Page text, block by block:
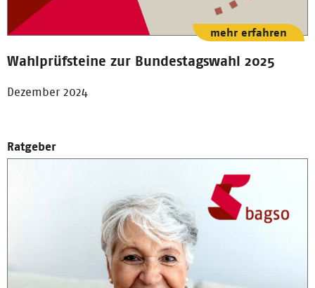
Wahlprüfsteine zur Bundestagswahl 2025
Dezember 2024
mehr erfahren
Ratgeber